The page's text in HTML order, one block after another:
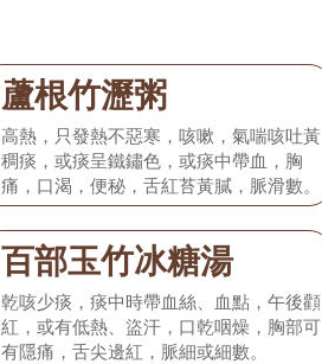
蘆根竹瀝粥
高熱，只發熱不惡寒，咳嗽，氣喘咳吐黃
稠痰，或痰呈鐵鏽色，或痰中帶血，胸
痛，口渴，便秘，舌紅苔黃膩，脈滑數。
百部玉竹冰糖湯
乾咳少痰，痰中時帶血絲、血點，午後顴
紅，或有低熱、盜汗，口乾咽燥，胸部可
有隱痛，舌尖邊紅，脈細或細數。